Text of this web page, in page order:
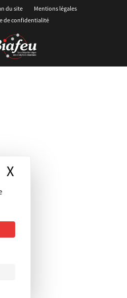
X
du site
Mentions légales
de confidentialité